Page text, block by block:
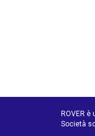
ROVER
Società